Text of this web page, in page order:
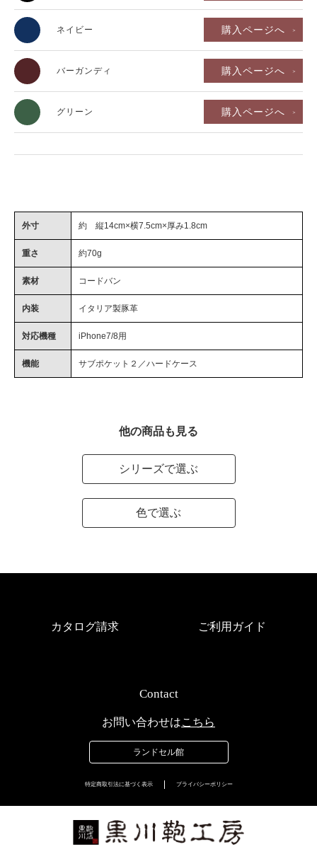
ネイビー 購入ページへ
バーガンディ 購入ページへ
グリーン 購入ページへ
外寸 約 縦14cm×横7.5cm×厚み1.8cm
重さ 約70g
素材 コードバン
内装 イタリア製豚革
対応機種 iPhone7/8用
機能 サブポケット２／ハードケース
他の商品も見る
シリーズで選ぶ
色で選ぶ
カタログ請求 ご利用ガイド
Contact
お問い合わせはこちら
ランドセル館
特定商取引法に基づく表示 プライバシーポリシー